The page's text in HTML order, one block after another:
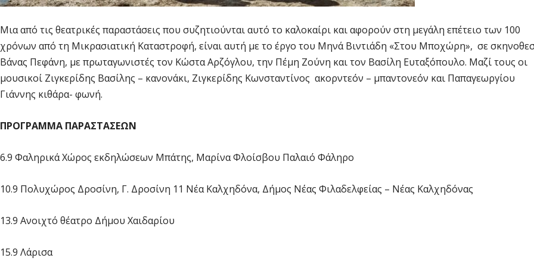
Μια από τις θεατρικές παραστάσεις που συζητιούνται αυτό το καλοκαίρι και αφορούν στη μεγάλη επέτειο των 100
χρόνων από τη Μικρασιατική Καταστροφή, είναι αυτή με το έργο του Μηνά Βιντιάδη «Στου Μποχώρη», σε
Βάνας Πεφάνη, με πρωταγωνιστές τον Κώστα Αρζόγλου, την Πέμη Ζούνη και τον Βασίλη Ευταξόπουλο. Μαζί τους οι
μουσικοί Ζιγκερίδης Βασίλης – κανονάκι, Ζιγκερίδης Κωνσταντίνος ακορντεόν – μπαντονεόν και Παπαγεωργίου
Γιάννης κιθάρα- φωνή.
ΠΡΟΓΡΑΜΜΑ ΠΑΡΑΣΤΑΣΕΩΝ
6.9 Φαληρικά Χώρος εκδηλώσεων Μπάτης, Μαρίνα Φλοίσβου Παλαιό Φάληρο
10.9 Πολυχώρος Δροσίνη, Γ. Δροσίνη 11 Νέα Καλχηδόνα, Δήμος Νέας Φιλαδελφείας – Νέας Καλχηδόνας
13.9 Ανοιχτό θέατρο Δήμου Χαιδαρίου
15.9 Λάρισα